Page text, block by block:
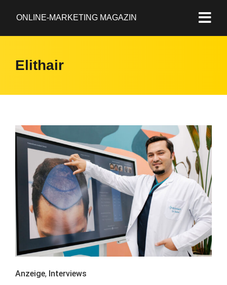
ONLINE-MARKETING MAGAZIN
Elithair
Anzeige, Interviews